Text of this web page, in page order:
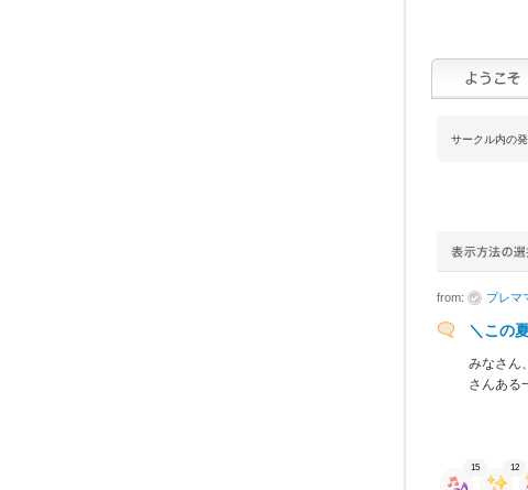
サークル内の
from: プレマ
＼この
みなさん
さんある
15 12